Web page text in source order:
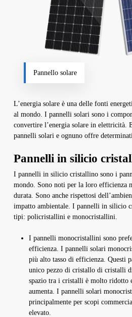
Pannello solare
L’energia solare è una delle fonti
al mondo. I pannelli solari sono i
convertire l’energia solare in elettricità.
pannelli solari e ognuno offre
Pannelli in silicio
I pannelli in silicio cristallino sono i
mondo. Sono noti per la loro efficienza
durata. Sono anche rispettosi
impatto ambientale. I pannelli in silicio
tipi: policristallini e monocristallini.
I pannelli monocristallini sono
efficienza. I pannelli solari
più alto tasso di efficienza. Questi
unico pezzo di cristallo di cristalli
spazio tra i cristalli è molto ridotto
aumenta. I pannelli solari
principalmente per scopi
elevato.